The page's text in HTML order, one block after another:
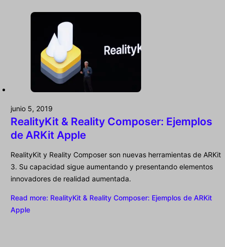
junio 5, 2019
RealityKit & Reality Composer: Ejemplos
de ARKit Apple
RealityKit y Reality Composer son nuevas herramientas de ARKit
3. Su capacidad sigue aumentando y presentando elementos
innovadores de realidad aumentada.
Read more: RealityKit & Reality Composer: Ejemplos de ARKit
Apple